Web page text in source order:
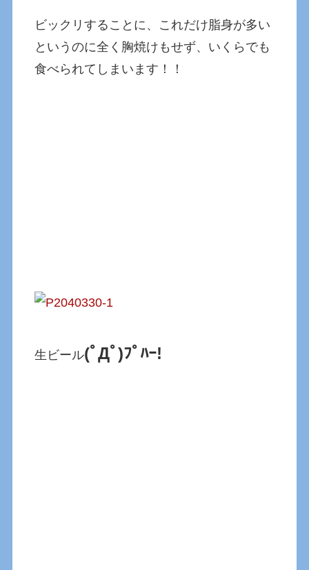
ビックリすることに、これだけ脂身が多い
というのに全く胸焼けもせず、いくらでも
食べられてしまいます！！
生ビール(ﾟДﾟ)ﾌﾟﾊｰ!